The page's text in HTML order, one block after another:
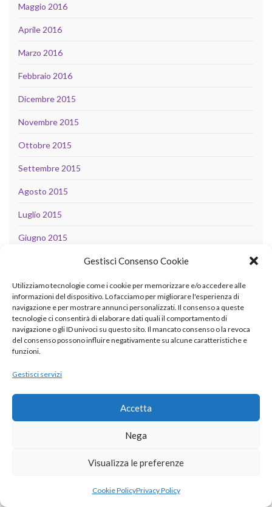
Gestisci Consenso Cookie
Utilizziamo tecnologie come i cookie per memorizzare e/o accedere alle
informazioni del dispositivo. Lo facciamo per migliorare l'esperienza di
navigazione e per mostrare annunci personalizzati. Il consenso a queste
tecnologie ci consentirà di elaborare dati quali il comportamento di
navigazione o gli ID univoci su questo sito. Il mancato consenso o la revoca
del consenso possono influire negativamente su alcune caratteristiche e
funzioni.
Gestisci servizi
Accetta
Nega
Visualizza le preferenze
Cookie PolicyPrivacy Policy
Maggio 2016
Aprile 2016
Marzo 2016
Febbraio 2016
Dicembre 2015
Novembre 2015
Ottobre 2015
Settembre 2015
Agosto 2015
Luglio 2015
Giugno 2015
Marzo 2015
Febbraio 2015
Gennaio 2015
Dicembre 2014
Novembre 2014
Settembre 2014